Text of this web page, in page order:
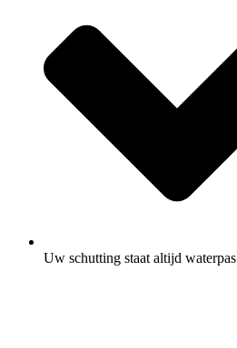
Uw schutting staat altijd waterpas